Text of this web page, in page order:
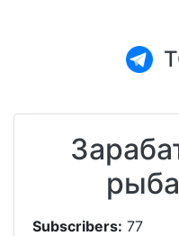
Subscribers: 77